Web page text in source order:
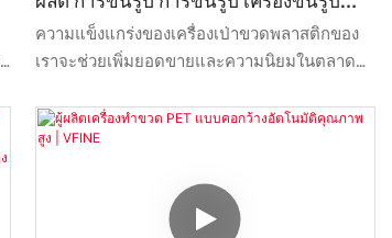
การผลิต เครื่องจักรกลการเกษตร เซอร์โว
เต็มรูปแบบ โรงงาน
ความแข็งแกร่งของเครื่องเป่าขวดพลาสติกของ
เราจะช่วยเพิ่มยอดขายและความนิยมในตลาด
ผลิต, เครื่องขึ้นรูป, เครื่องขึ้นรูป, เครื่องจักร
สำหรับการเกษตร, โรงงานผลิตเซอร์โวเต็มรูป
วัตถุดิบคุณภาพสูงทั้งหมดเข้ากับประสิทธิภาพที่
ยอดเยี่ยมและมีเสถียรภาพ ด้วยวิธีนี้ เราจึงรับ